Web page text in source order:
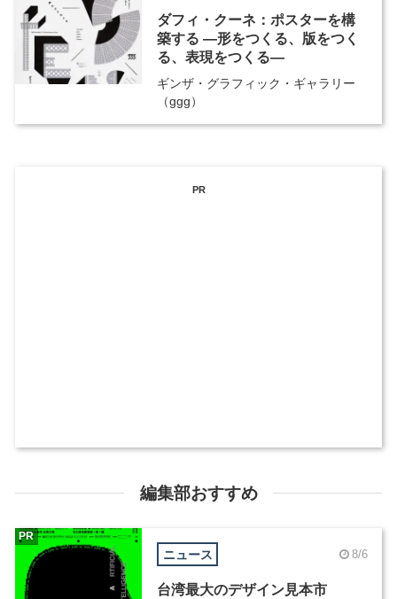
ダフィ・クーネ：ポスターを構
築する ―形をつくる、版をつく
る、表現をつくる―
ギンザ・グラフィック・ギャラリー
（ggg）
PR
編集部おすすめ
ニュース 8/6
台湾最大のデザイン見本市
PR